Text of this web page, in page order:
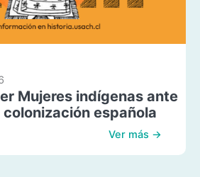
Mujeres indígenas ante
española
Ver más →